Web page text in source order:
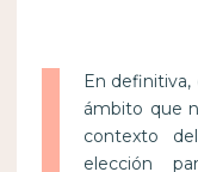
En definitiva,
ámbito que
contexto
elección